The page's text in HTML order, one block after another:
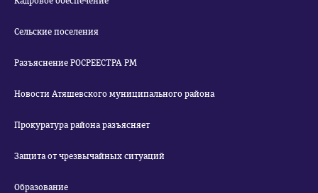
Сельские поселения
Разъяснение РОСРЕЕСТРА РМ
Новости Атяшевского муниципального района
Прокуратура района разъясняет
Защита от чрезвычайных ситуаций
Образование